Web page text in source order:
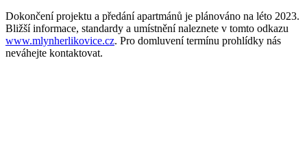
Dokončení projektu a předání apartmánů je plánováno na léto 2023.
Bližší informace, standardy a umístnění naleznete v tomto odkazu
www.mlynherlikovice.cz. Pro domluvení termínu prohlídky nás
neváhejte kontaktovat.